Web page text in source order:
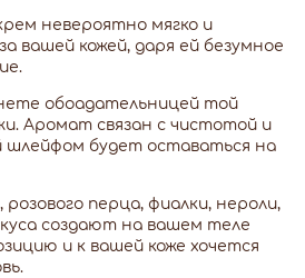
невероятно мягко и
вашей кожей, даря ей безумное
обоадательницей той
Аромат связан с чистотой и
шлейфом будет оставаться на
розового перца, фиалки, нероли,
создают на вашем теле
и к вашей коже хочется